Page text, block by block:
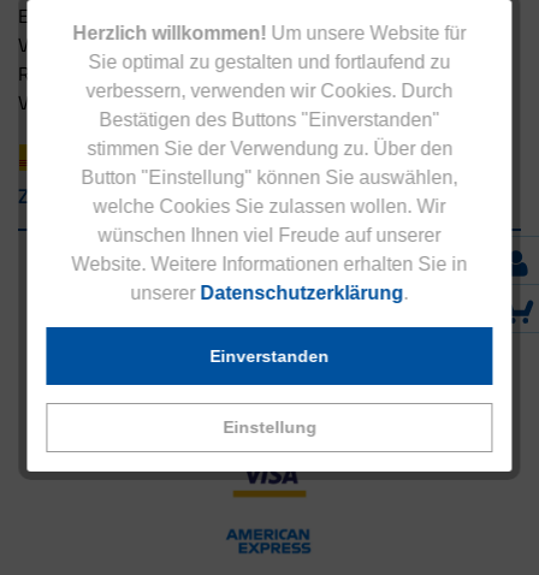
Herzlich willkommen! Um unsere Website für
Sie optimal zu gestalten und fortlaufend zu
verbessern, verwenden wir Cookies. Durch
Bestätigen des Buttons "Einverstanden"
stimmen Sie der Verwendung zu. Über den
Button "Einstellung" können Sie auswählen,
welche Cookies Sie zulassen wollen. Wir
wünschen Ihnen viel Freude auf unserer
Website. Weitere Informationen erhalten Sie in
unserer Datenschutzerklärung.
Einstellung
Einverstanden
Eucell Fitness Coach
Versandbedingungen
Rücksendung
Versandpartner innerhalb Deutschlands
Zahlungsarten